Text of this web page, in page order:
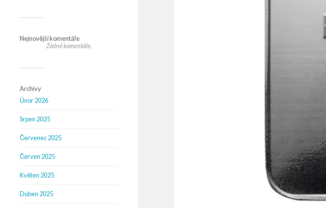
Nejnovější komentáře
Žádné komentáře.
Archivy
Únor 2026
Srpen 2025
Červenec 2025
Červen 2025
Květen 2025
Duben 2025